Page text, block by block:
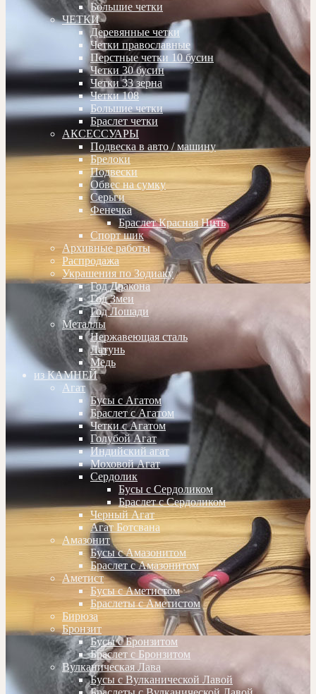
Большие четки
ЧЕТКИ
Деревянные четки
Четки православные
Перстные четки 10 бусин
Четки 30 бусин
Четки 33 зерна
Четки 108
Большие четки
Браслет четки
АКСЕССУАРЫ
Подвеска в авто / машину
Брелоки
Подвески
Обвес на сумку
Серьги
Фенечка
Браслет Красная Нить
Спорт шик
Архивные работы
Распродажа
Украшения по Зодиаку
Год Дракона
Год Змеи
Год Лошади
Металлы
Нержавеющая сталь
Латунь
Медь
из КАМНЕЙ
Агат
Бусы с Агатом
Браслет с Агатом
Четки с Агатом
Голубой Агат
Индийский агат
Моховой Агат
Сердолик
Бусы с Сердоликом
Браслет с Сердоликом
Черный Агат
Агат Ботсвана
Амазонит
Бусы с Амазонитом
Браслет с Амазонитом
Аметист
Бусы с Аметистом
Браслеты с Аметистом
Бирюза
Бронзит
Бусы с Бронзитом
Браслет с Бронзитом
Вулканическая Лава
Бусы с Вулканической Лавой